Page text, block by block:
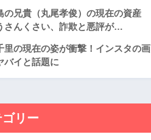
の兄貴（丸尾孝俊）の現在の資産
さんくさい、詐欺と悪評が…
里の現在の姿が衝撃！インスタの画
バイと話題に
ゴリー